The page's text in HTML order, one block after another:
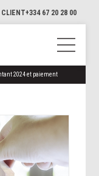
CLIENT+334 67 20 28 00
2024 et paiement